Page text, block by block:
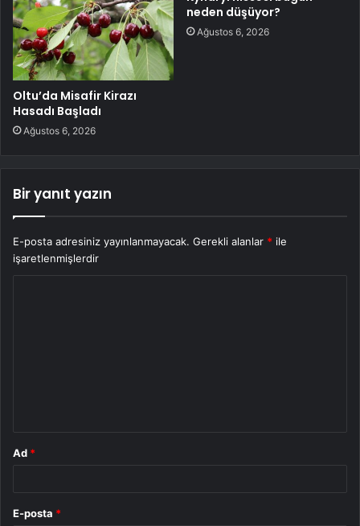
Oltu’da Misafir Kirazı
Hasadı Başladı
Ağustos 6, 2026
neden düşüyor?
Ağustos 6, 2026
Bir yanıt yazın
E-posta adresiniz yayınlanmayacak. Gerekli alanlar * ile
işaretlenmişlerdir
Ad *
E-posta *